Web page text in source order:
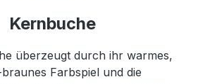
Kernbuche
überzeugt durch ihr warmes,
Farbspiel und die